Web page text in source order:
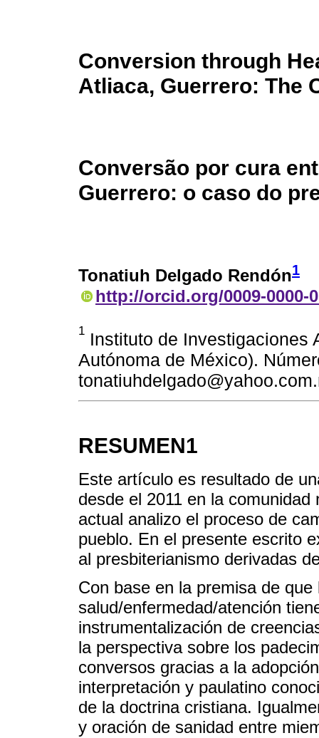
Conversion through
Atliaca, Guerrero: The
Conversão por cura
Guerrero: o caso do
Tonatiuh Delgado Rendón1
http://orcid.org/0009-0000-
1 Instituto de Investigaciones
Autónoma de México).
RESUMEN1
Este artículo es resultado de
desde el 2011 en la
actual analizo el proceso de
pueblo. En el presente escrito
al presbiterianismo derivadas
Con base en la premisa de
salud/enfermedad/atención
instrumentalización de
la perspectiva sobre los
conversos gracias a la
interpretación y paulatino
de la doctrina cristiana.
y oración de sanidad entre